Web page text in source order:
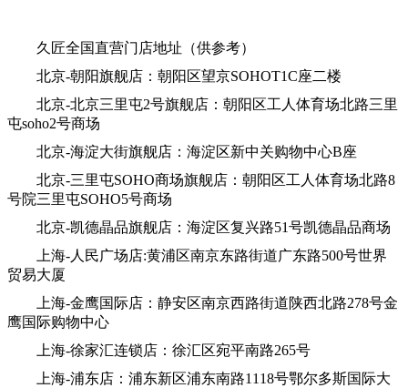
久匠全国直营门店地址（供参考）
北京-朝阳旗舰店：朝阳区望京SOHOT1C座二楼
北京-北京三里屯2号旗舰店：朝阳区工人体育场北路三里
屯soho2号商场
北京-海淀大街旗舰店：海淀区新中关购物中心B座
北京-三里屯SOHO商场旗舰店：朝阳区工人体育场北路8
号院三里屯SOHO5号商场
北京-凯德晶品旗舰店：海淀区复兴路51号凯德晶品商场
上海-人民广场店:黄浦区南京东路街道广东路500号世界
贸易大厦
上海-金鹰国际店：静安区南京西路街道陕西北路278号金
鹰国际购物中心
上海-徐家汇连锁店：徐汇区宛平南路265号
上海-浦东店：浦东新区浦东南路1118号鄂尔多斯国际大